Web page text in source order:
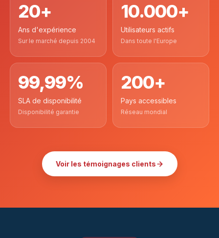
20+
Ans d'expérience
Sur le marché depuis 2004
10.000+
Utilisateurs actifs
Dans toute l'Europe
99,99%
SLA de disponibilité
Disponibilité garantie
200+
Pays accessibles
Réseau mondial
Voir les témoignages clients